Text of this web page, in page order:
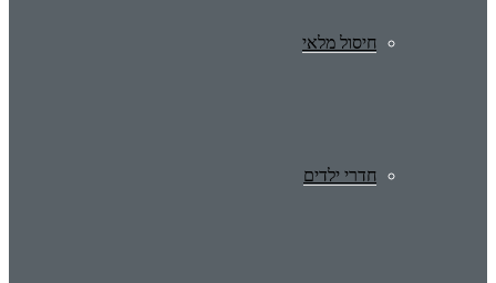
חיסול מלאי
חדרי ילדים